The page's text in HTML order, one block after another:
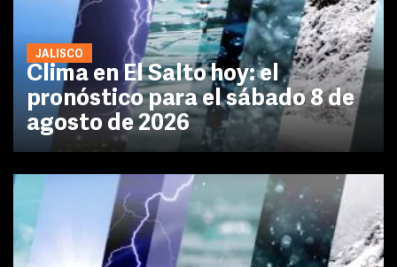
JALISCO
Clima en El Salto hoy: el
pronóstico para el sábado 8 de
agosto de 2026